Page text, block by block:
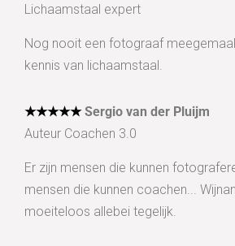
Lichaamstaal expert
Nog nooit een fotograaf
kennis van lichaamstaal.
★★★★★Sergio van der Pluijm
Auteur Coachen 3.0
Er zijn mensen die kunnen
mensen die kunnen coachen...
moeiteloos allebei tegelijk.